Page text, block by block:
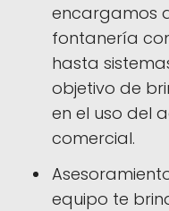
encargamos
fontanería
hasta
objetivo de
en el uso del
comercial.
equipo te